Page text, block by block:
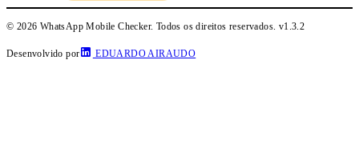
© 2026 WhatsApp Mobile Checker. Todos os direitos reservados. v1.3.2
Desenvolvido por EDUARDO AIRAUDO